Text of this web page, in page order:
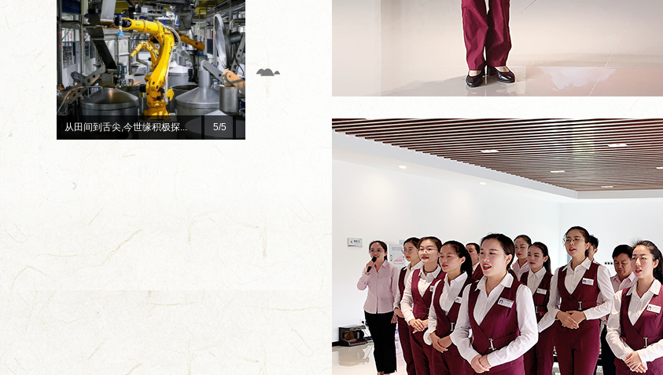
1/5
总台×今世缘官宣！李宇春、... 赓续红色初心 深耕惠民善举... 超级工厂开箱记｜以数智之力... 山海隔